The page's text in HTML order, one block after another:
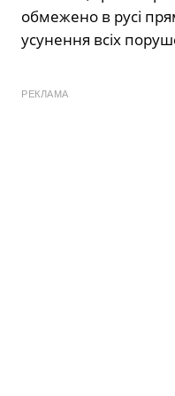
обмежено в русі
усунення всіх
РЕКЛАМА